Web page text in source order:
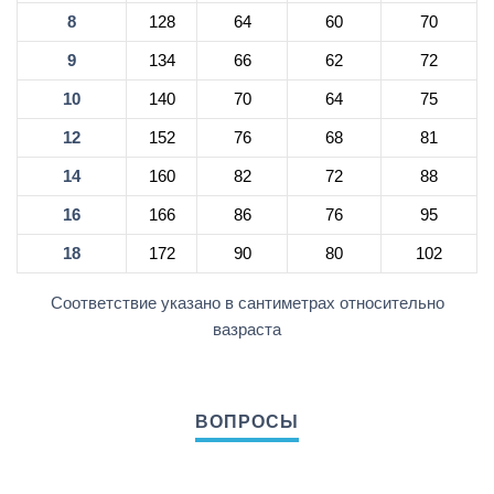
8 128 64 60 70
9 134 66 62 72
10 140 70 64 75
12 152 76 68 81
14 160 82 72 88
16 166 86 76 95
18 172 90 80 102
Соответствие указано в сантиметрах относительно
вазраста